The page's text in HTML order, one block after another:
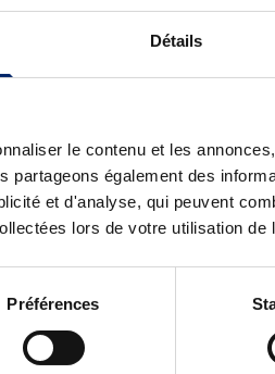
Détails
le contenu et les
partageons également des
et d'analyse, qui peuvent
lors de votre utilisation de
Préférences
l
m
r
i
x
P
U
manganèse.
pour les
ni édulcorants.